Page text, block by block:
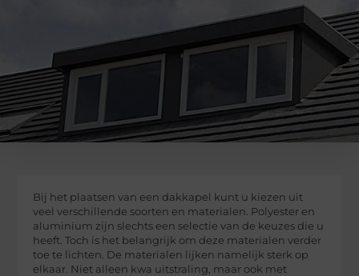
Bij het plaatsen van een dakkapel kunt u kiezen uit
veel verschillende soorten en materialen. Polyester en
aluminium zijn slechts een selectie van de keuzes die u
heeft. Toch is het belangrijk om deze materialen verder
toe te lichten. De materialen lijken namelijk sterk op
elkaar. Niet alleen kwa uitstraling, maar ook met